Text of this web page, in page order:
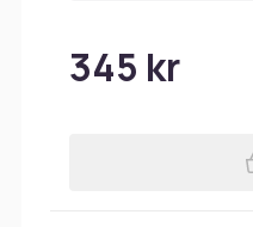
345 kr